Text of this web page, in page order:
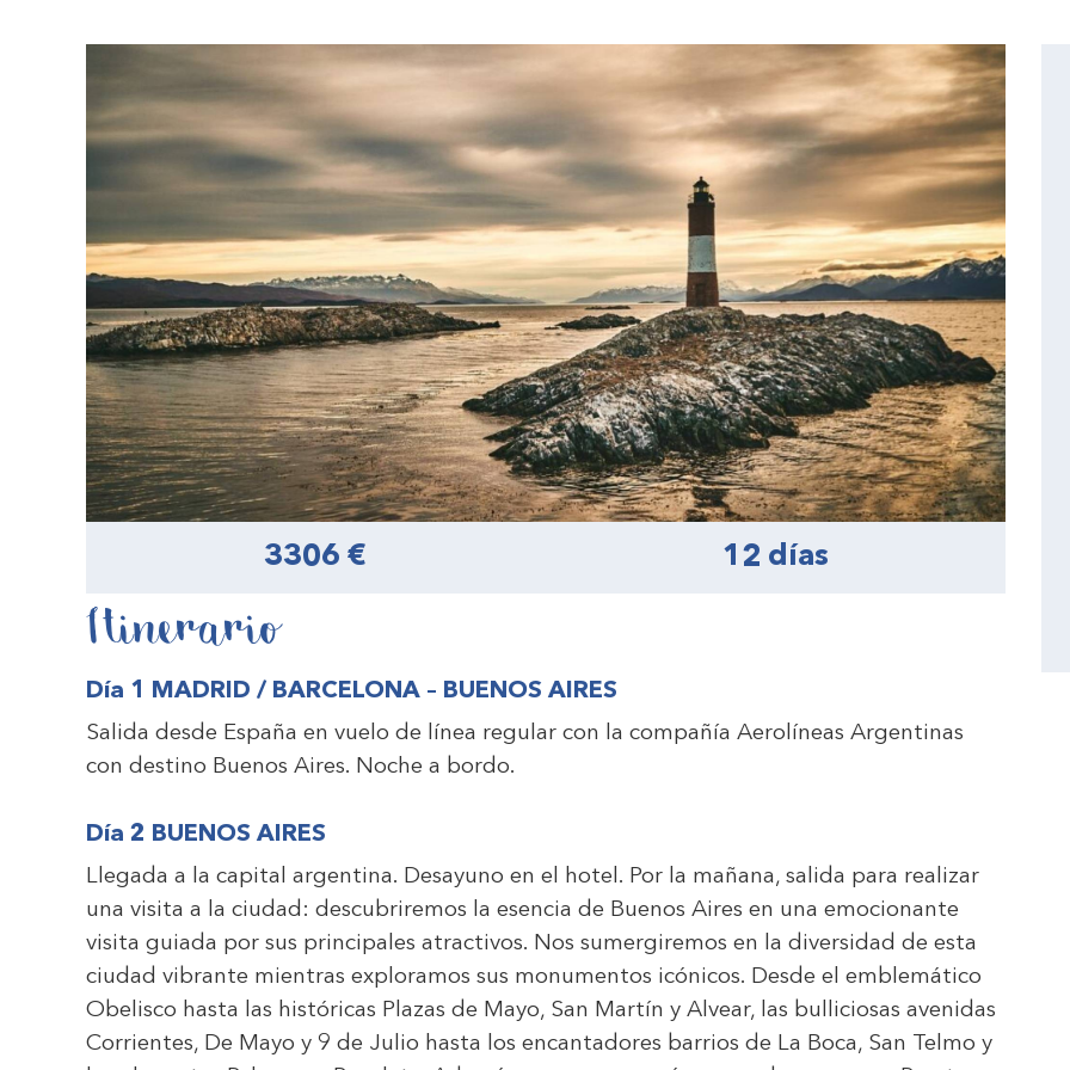
3306 € 12 días
Itinerario
Día 1 MADRID / BARCELONA – BUENOS AIRES
Salida desde España en vuelo de línea regular con la compañía Aerolíneas Argentinas
con destino Buenos Aires. Noche a bordo.
Día 2 BUENOS AIRES
Llegada a la capital argentina. Desayuno en el hotel. Por la mañana, salida para realizar
una visita a la ciudad: descubriremos la esencia de Buenos Aires en una emocionante
visita guiada por sus principales atractivos. Nos sumergiremos en la diversidad de esta
ciudad vibrante mientras exploramos sus monumentos icónicos. Desde el emblemático
Obelisco hasta las históricas Plazas de Mayo, San Martín y Alvear, las bulliciosas avenidas
Corrientes, De Mayo y 9 de Julio hasta los encantadores barrios de La Boca, San Telmo y